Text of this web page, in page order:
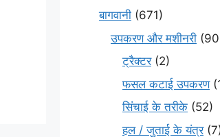
बागवानी (671)
उपकरण और मशीनरी
ट्रैक्टर(2)
फसल कटाई उपकरण
सिंचाई के तरीके (52)
हल / जुताई के यंत्र